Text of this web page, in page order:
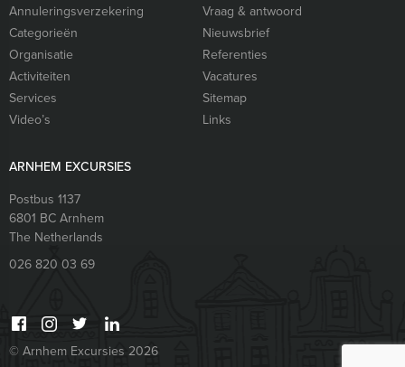
Annuleringsverzekering
Vraag & antwoord
Categorieën
Nieuwsbrief
Organisatie
Referenties
Activiteiten
Vacatures
Services
Sitemap
Video’s
Links
ARNHEM EXCURSIES
Postbus 1137
6801 BC Arnhem
The Netherlands
026 820 03 69
© Arnhem Excursies 2026